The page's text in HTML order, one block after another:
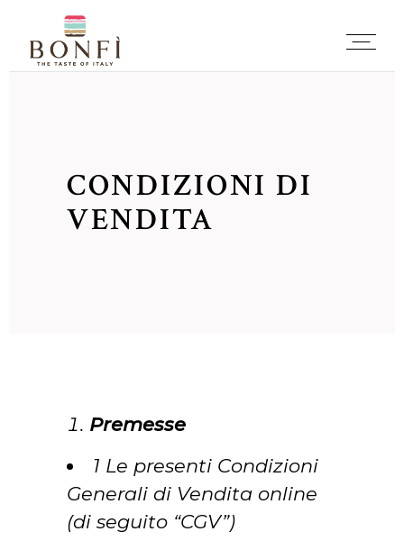
CONDIZIONI DI
VENDITA
Premesse
1 Le presenti Condizioni
Generali di Vendita online
(di seguito “CGV”)